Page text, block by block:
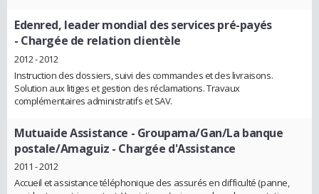
Edenred, leader mondial des services pré-payés
- Chargée de relation clientèle
2012 - 2012
Instruction des dossiers, suivi des commandes et des livraisons.
Solution aux litiges et gestion des réclamations. Travaux
complémentaires administratifs et SAV.
Mutuaide Assistance - Groupama/Gan/La banque
postale/Amaguiz - Chargée d'Assistance
2011 - 2012
Accueil et assistance téléphonique des assurés en difficulté (panne,